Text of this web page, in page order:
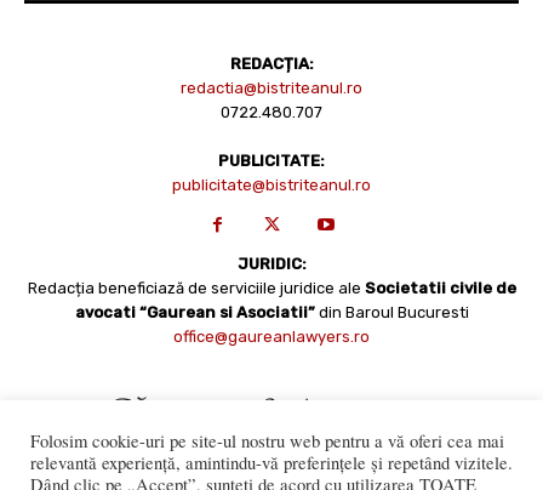
REDACȚIA:
redactia@bistriteanul.ro
0722.480.707
PUBLICITATE:
publicitate@bistriteanul.ro
JURIDIC:
Redacția beneficiază de serviciile juridice ale Societatii civile de
avocati “Gaurean si Asociatii” din Baroul Bucuresti
office@gaureanlawyers.ro
Folosim cookie-uri pe site-ul nostru web pentru a vă oferi cea mai
relevantă experiență, amintindu-vă preferințele și repetând vizitele.
Dând clic pe „Accept”, sunteți de acord cu utilizarea TOATE